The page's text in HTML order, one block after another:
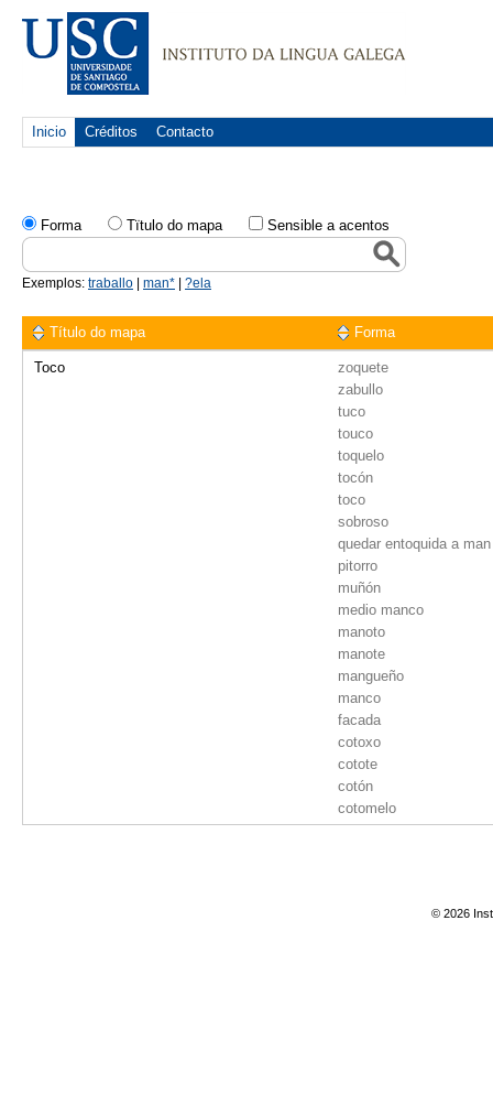
Inicio Créditos Contacto
Forma Tïtulo do mapa Sensible a acentos
Exemplos: traballo man* ?ela
Título do mapa Forma
Toco
zoquete
zabullo
tuco
touco
toquelo
tocón
toco
sobroso
quedar entoquida a man
pitorro
muñón
medio manco
manoto
manote
mangueño
manco
facada
cotoxo
cotote
cotón
cotomelo
cotobelo
© 2026